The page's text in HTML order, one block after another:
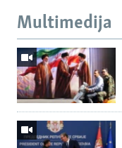
Multimedija